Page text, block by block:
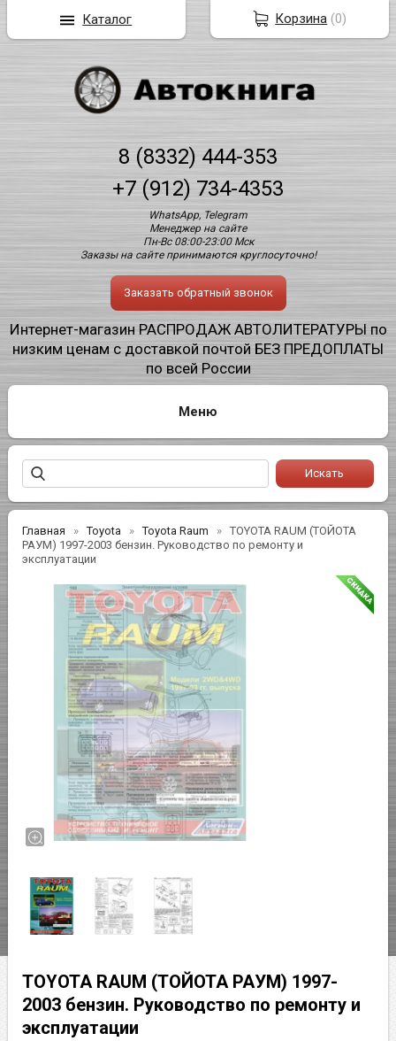
8 (8332) 444-353
+7 (912) 734-4353
WhatsApp, Telegram
Менеджер на сайте
Пн-Вс 08:00-23:00 Мск
Заказы на сайте принимаются круглосуточно!
Заказать обратный звонок
Интернет-магазин РАСПРОДАЖ АВТОЛИТЕРАТУРЫ по
низким ценам с доставкой почтой БЕЗ ПРЕДОПЛАТЫ
по всей России
Главная Toyota Toyota Raum
TOYOTA RAUM (ТОЙОТА
РАУМ) 1997-2003 бензин. Руководство по ремонту и
эксплуатации
TOYOTA RAUM (ТОЙОТА РАУМ) 1997-
2003 бензин. Руководство по ремонту и
эксплуатации
Корзина (0)
Каталог